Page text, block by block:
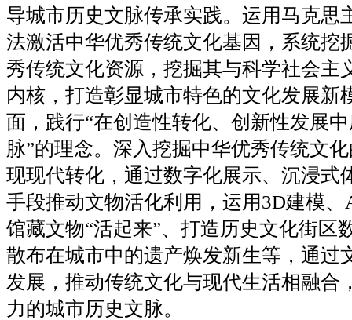
导城市历史文脉传承实践。运用马克思
法激活中华优秀传统文化基因，系统挖
秀传统文化资源，挖掘其与科学社会主
内核，打造彰显城市特色的文化发展新
面，践行“在创造性转化、创新性发展
脉”的理念。深入挖掘中华优秀传统文
现现代转化，通过数字化展示、沉浸式
手段推动文物活化利用，运用3D建模
馆藏文物“活起来”、打造历史文化街区
散布在城市中的遗产焕发新生等，通过
发展，推动传统文化与现代生活相融合
力的城市历史文脉。